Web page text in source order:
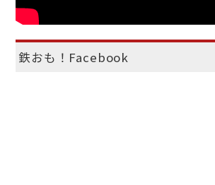
鉄おも！Facebook